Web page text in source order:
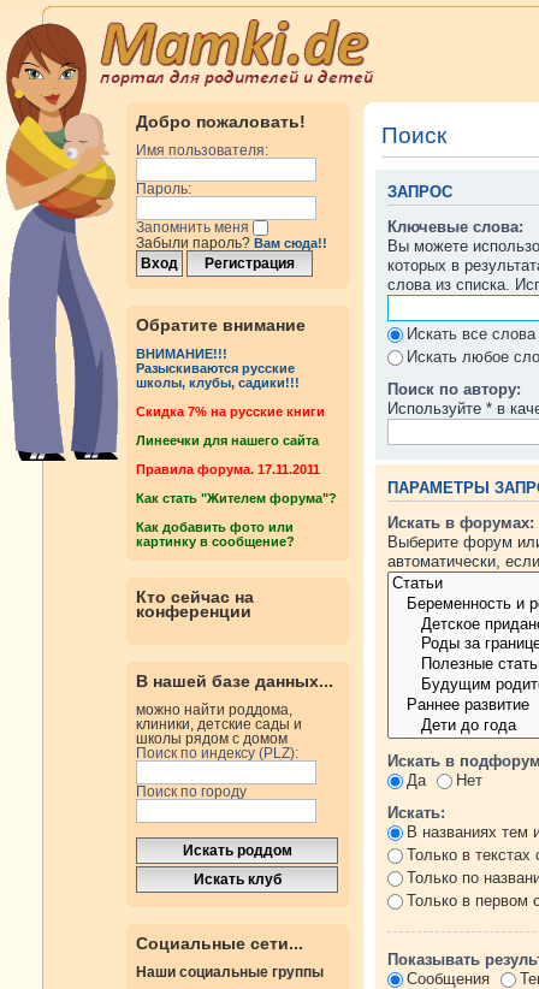
Добро пожаловать!
Имя пользователя:
Пароль:
Запомнить меня
Забыли пароль? Вам сюда!!
Обратите внимание
ВНИМАНИЕ!!!
Разыскиваются русские
школы, клубы, садики!!!
Cкидка 7% на русские книги
Линеечки для нашего сайта
Правила форума. 17.11.2011
Как стать "Жителем форума"?
Как добавить фото или
картинку в сообщение?
Кто сейчас на
конференции
В нашей базе данных...
можно найти роддома,
клиники, детские сады и
школы рядом с домом
Поиск по индексу (PLZ):
Поиск по городу
Социальные сети...
Наши социальные группы
Поиск
ЗАПРОС
Ключевые слова:
Вы можете
которых в
слова из списка.
Искать все слова
Искать любое
Поиск по автору:
Используйте * в
ПАРАМЕТРЫ
Искать в форумах:
Выберите форум
автоматически,
Искать в
Да
Нет
Искать:
В названиях тем
Только в
Только по
Только в первом
Показывать
Сообщения